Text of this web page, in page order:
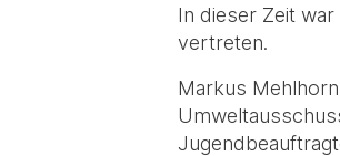
In dieser Zeit
vertreten.
Markus